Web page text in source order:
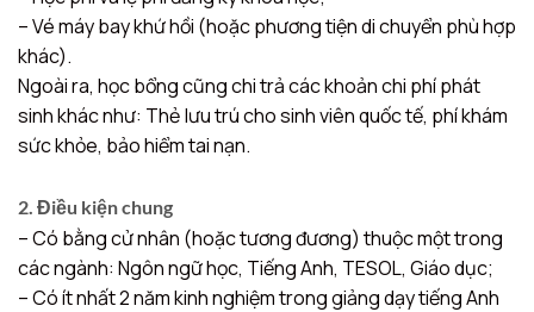
– Vé máy bay khứ hồi (hoặc phương tiện di chuyển phù hợp
khác).
Ngoài ra, học bổng cũng chi trả các khoản chi phí phát
sinh khác như: Thẻ lưu trú cho sinh viên quốc tế, phí khám
sức khỏe, bảo hiểm tai nạn.
2. Điều kiện chung
– Có bằng cử nhân (hoặc tương đương) thuộc một trong
các ngành: Ngôn ngữ học, Tiếng Anh, TESOL, Giáo dục;
– Có ít nhất 2 năm kinh nghiệm trong giảng dạy tiếng Anh